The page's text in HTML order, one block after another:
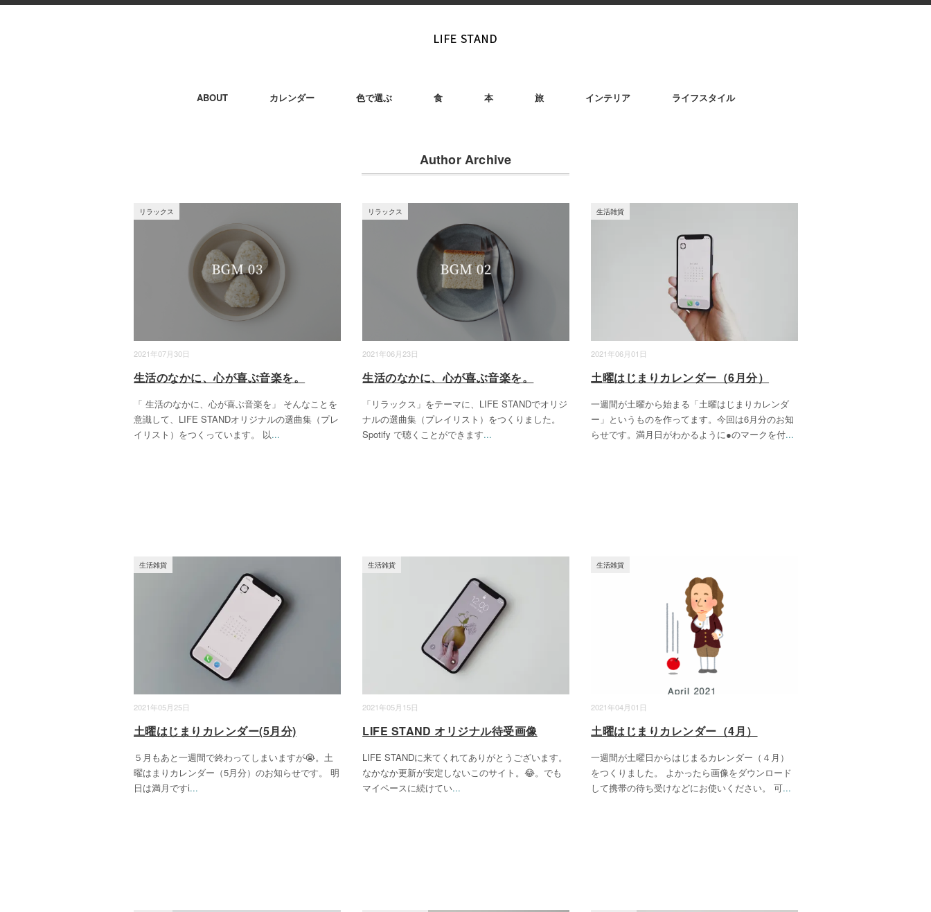
ABOUT カレンダー 色で選ぶ 食 本 旅 インテリア ライフスタイル
Author Archive
2021年07月30日
リラックス
生活のなかに、心が喜ぶ音楽を。
「 生活のなかに、心が喜ぶ音楽を」 そんなことを
意識して、LIFE STANDオリジナルの選曲集（プレ
イリスト）をつくっています。 以...
2021年06月23日
リラックス
生活のなかに、心が喜ぶ音楽を。
「リラックス」をテーマに、LIFE STANDでオリジ
ナルの選曲集（プレイリスト）をつくりました。
Spotify で聴くことができます...
2021年06月01日
生活雑貨
土曜はじまりカレンダー（6月分）
一週間が土曜から始まる「土曜はじまりカレンダ
ー」というものを作ってます。今回は6月分のお知
らせです。満月日がわかるように●のマークを付...
2021年05月25日
生活雑貨
土曜はじまりカレンダー(5月分)
５月もあと一週間で終わってしまいますが😭。土
曜はまりカレンダー（5月分）のお知らせです。 明
日は満月ですἱ...
2021年05月15日
生活雑貨
LIFE STAND オリジナル待受画像
LIFE STANDに来てくれてありがとうございます。
なかなか更新が安定しないこのサイト。😂。でも
マイペースに続けてい...
2021年04月01日
生活雑貨
土曜はじまりカレンダー（4月）
一週間が土曜日からはじまるカレンダー（４月）
をつくりました。 よかったら画像をダウンロード
して携帯の待ち受けなどにお使いください。 可...